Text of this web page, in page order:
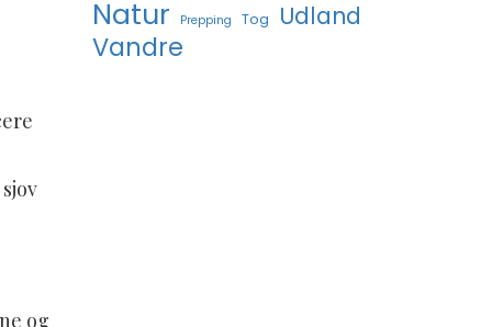
og
Natur Prepping Tog Udland
Vandre